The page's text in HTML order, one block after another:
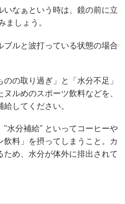
いなぁという時は、鏡の前に立
ましょう。
ブルと波打っている状態の場合
の取り過ぎ」と「水分不足」
ルめのスポーツ飲料などを、
してください。
"水分補給" といってコーヒーや
料」を摂ってしまうこと。カ
ため、水分が体外に排出されて